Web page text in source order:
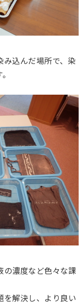
み込んだ場所で、染
の濃度など色々な課
を解決し、より良い